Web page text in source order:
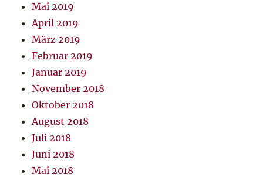
Mai 2019
April 2019
März 2019
Februar 2019
Januar 2019
November 2018
Oktober 2018
August 2018
Juli 2018
Juni 2018
Mai 2018